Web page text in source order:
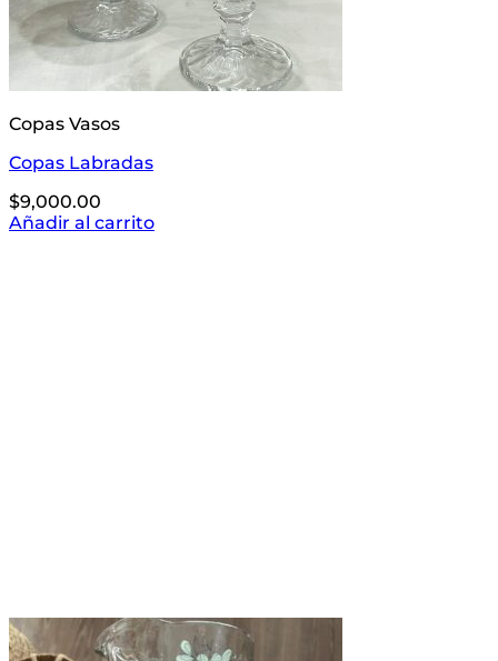
Copas Vasos
Copas Labradas
$9,000.00
Añadir al carrito